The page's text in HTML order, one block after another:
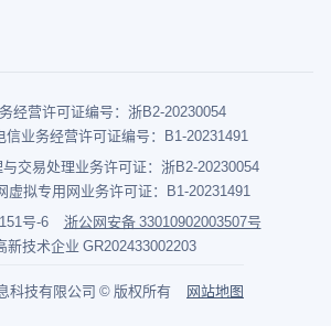
经营许可证编号：浙B2-20230054
信业务经营许可证编号：B1-20231491
交易处理业务许可证：浙B2-20230054
虚拟专用网业务许可证：B1-20231491
号-6
浙公网安备 33010902003507号
新技术企业 GR202433002203
科技有限公司 © 版权所有 网站地图